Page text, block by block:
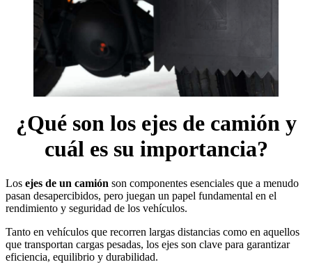
¿Qué son los ejes de camión y
cuál es su importancia?
Los ejes de un camión son componentes esenciales que a menudo
pasan desapercibidos, pero juegan un papel fundamental en el
rendimiento y seguridad de los vehículos.
Tanto en vehículos que recorren largas distancias como en aquellos
que transportan cargas pesadas, los ejes son clave para garantizar
eficiencia, equilibrio y durabilidad.